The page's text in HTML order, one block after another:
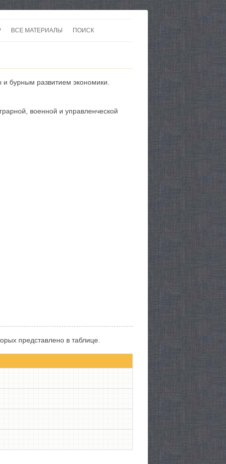
ВСЕ МАТЕРИАЛЫ ПОИСК
и бурным развитием экономики.
военной и управленческой
представлено в таблице.